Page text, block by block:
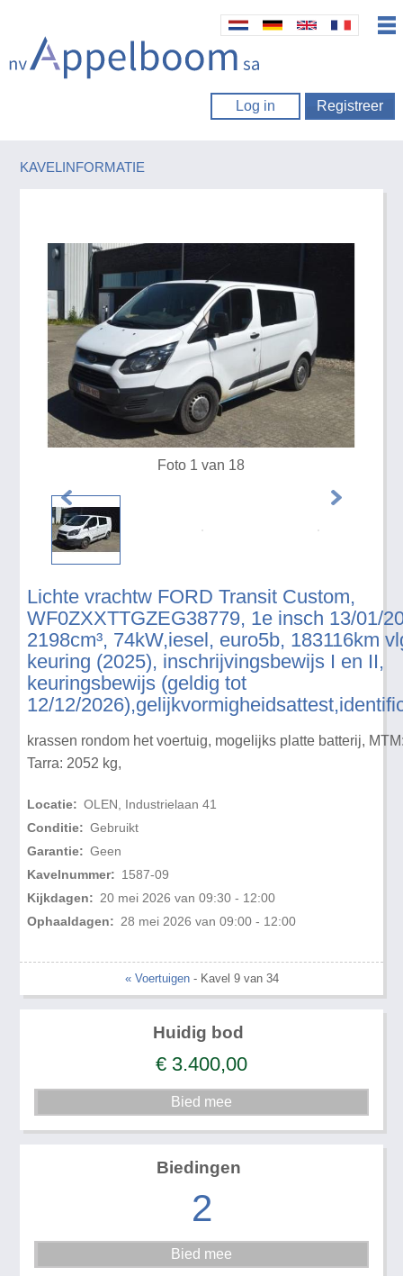
Log in Registreer
KAVELINFORMATIE
Lichte vrachtw FORD Transit Custom,
WF0ZXXTTGZEG38779, 1e insch 13/01/
2198cm³, 74kW,iesel, euro5b, 183116km
keuring (2025), inschrijvingsbewijs I en II,
keuringsbewijs (geldig tot
12/12/
krassen rondom het voertuig, mogelijks platte batterij,
Tarra: 2052 kg,
Locatie: OLEN, Industrielaan 41
Conditie: Gebruikt
Garantie: Geen
Kavelnummer: 1587-09
Kijkdagen: 20 mei 2026 van 09:30 - 12:00
Ophaaldagen: 28 mei 2026 van 09:00 - 12:00
Foto 1 van 18
« Voertuigen- Kavel 9 van 34
Huidig bod
€ 3.400,00
Biedingen
2